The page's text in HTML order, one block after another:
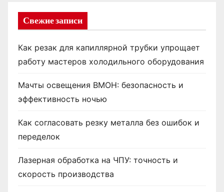
Свежие записи
Как резак для капиллярной трубки упрощает
работу мастеров холодильного оборудования
Мачты освещения ВМОН: безопасность и
эффективность ночью
Как согласовать резку металла без ошибок и
переделок
Лазерная обработка на ЧПУ: точность и
скорость производства